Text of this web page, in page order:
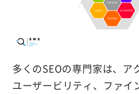
多くのSEOの専門家は、ア
ユーザービリティ、ファイ